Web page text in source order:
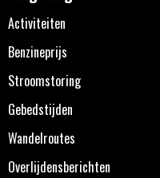
Activiteiten
Benzineprijs
Stroomstoring
Gebedstijden
Wandelroutes
Overlijdensberichten